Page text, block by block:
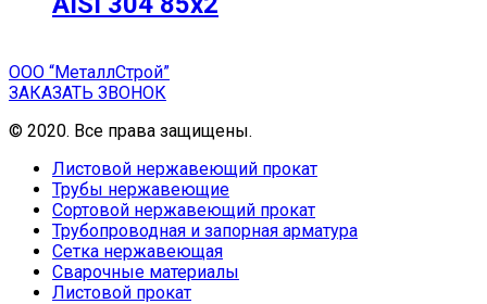
ООО “МеталлСтрой”
ЗАКАЗАТЬ ЗВОНОК
© 2020. Все права защищены.
Листовой нержавеющий прокат
Трубы нержавеющие
Сортовой нержавеющий прокат
Трубопроводная и запорная арматура
Сетка нержавеющая
Сварочные материалы
Листовой прокат